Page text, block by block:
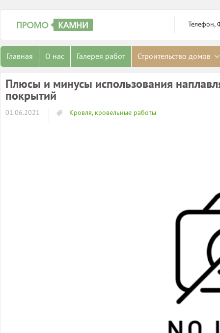
Телефон,
Главная О нас Галерея работ Строительство домов
Плюсы и минусы использования
покрытий
01.06.2021 Кровля, кровельные работы